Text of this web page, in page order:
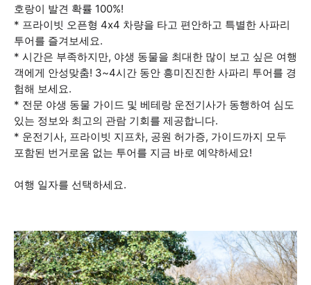
호랑이 발견 확률 100%!
* 프라이빗 오픈형 4x4 차량을 타고 편안하고 특별한 사파리
투어를 즐겨보세요.
* 시간은 부족하지만, 야생 동물을 최대한 많이 보고 싶은 여행
객에게 안성맞춤! 3~4시간 동안 흥미진진한 사파리 투어를 경
험해 보세요.
* 전문 야생 동물 가이드 및 베테랑 운전기사가 동행하여 심도
있는 정보와 최고의 관람 기회를 제공합니다.
* 운전기사, 프라이빗 지프차, 공원 허가증, 가이드까지 모두
포함된 번거로움 없는 투어를 지금 바로 예약하세요!
여행 일자를 선택하세요.